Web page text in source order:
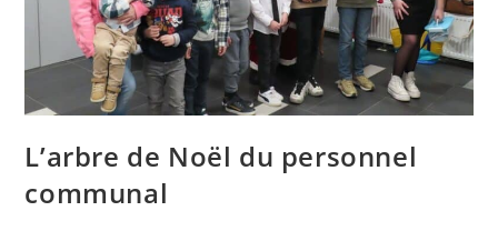
L’arbre de Noël du personnel
communal